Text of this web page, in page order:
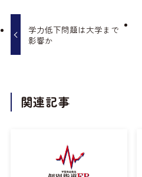
学力低下問題は大学まで
影響か
関連記事